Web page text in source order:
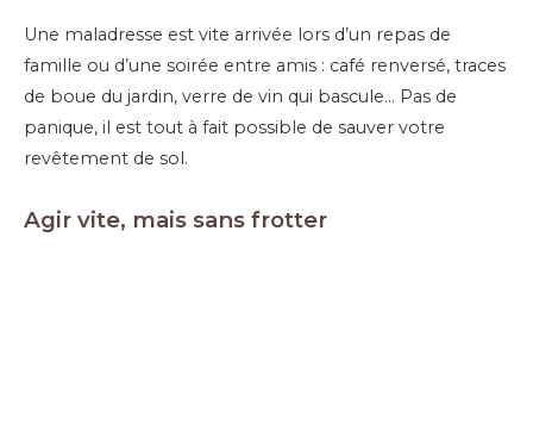
Une maladresse est vite arrivée lors d’un repas de
famille ou d’une soirée entre amis : café renversé, traces
de boue du jardin, verre de vin qui bascule… Pas de
panique, il est tout à fait possible de sauver votre
revêtement de sol.
Agir vite, mais sans frotter